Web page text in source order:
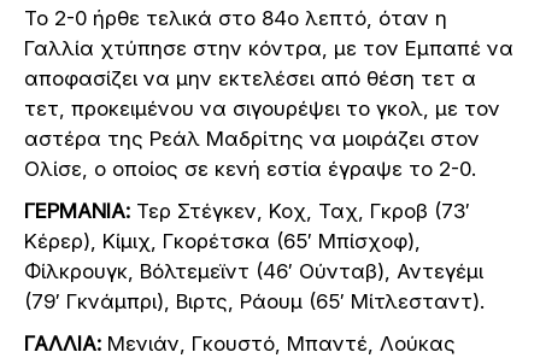
Το 2-0 ήρθε τελικά στο 84ο λεπτό, όταν η
Γαλλία χτύπησε στην κόντρα, με τον Εμπαπέ να
αποφασίζει να μην εκτελέσει από θέση τετ α
τετ, προκειμένου να σιγουρέψει το γκολ, με τον
αστέρα της Ρεάλ Μαδρίτης να μοιράζει στον
Ολίσε, ο οποίος σε κενή εστία έγραψε το 2-0.
ΓΕΡΜΑΝΙΑ: Τερ Στέγκεν, Κοχ, Ταχ, Γκροβ (73′
Κέρερ), Κίμιχ, Γκορέτσκα (65′ Μπίσχοφ),
Φίλκρουγκ, Βόλτεμεϊντ (46′ Ούνταβ), Αντεγέμι
(79′ Γκνάμπρι), Βιρτς, Ράουμ (65′ Μίτλεσταντ).
ΓΑΛΛΙΑ: Μενιάν, Γκουστό, Μπαντέ, Λούκας